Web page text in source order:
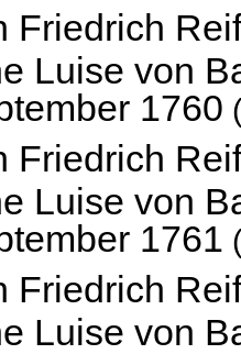
Friedrich
Luise von
1760
Friedrich
Luise von
1761
Friedrich
Luise von